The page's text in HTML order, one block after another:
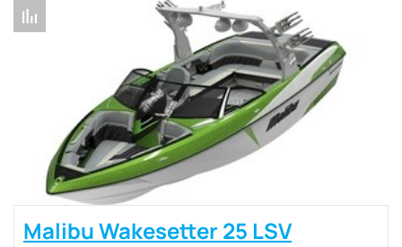
Malibu Wakesetter 25 LSV